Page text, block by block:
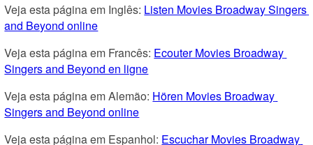
Veja esta página em Inglês: Listen Movies Broadway Singers
and Beyond online
Veja esta página em Francês: Ecouter Movies Broadway
Singers and Beyond en ligne
Veja esta página em Alemão: Hören Movies Broadway
Singers and Beyond online
Veja esta página em Espanhol: Escuchar Movies Broadway